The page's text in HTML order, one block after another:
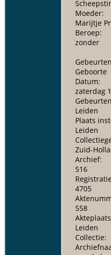
Moeder:
Marijtje
Beroep:
zonder
Geboorte
Datum:
zaterdag
Leiden
Plaats
Leiden
Zuid-
Archief:
516
4705
558
Leiden
Collectie: